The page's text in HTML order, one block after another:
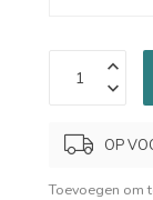
OP
Toevoegen om